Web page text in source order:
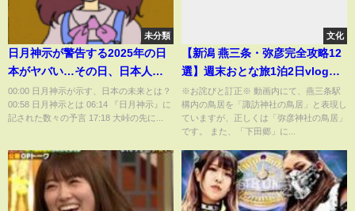
未分類
日月神示が警告する2025年の日
本がヤバい…その日、日本人は
生まれ変わる！？【 都市伝説 日
月神示 予言 2025年 】
00:00 日月神示が示す、日本の未来とは？
00:58 日月神示とは 06:14 『日月神示』に
記された数々の予言 17:18 大峠の先に...
文化
【新潟 燕三条・弥彦完全攻略12
選】週末おとな旅1泊2日vlog！
新潟随一のパワースポットとも
のづくりのまち
※お詫びと訂正※ 動画内にて、燕三条駅
構内の鳥居を「諏訪神社の鳥居」と表現し
ていますが、正しくは「弥彦神社の鳥居」
です。 また、「下田郷」に...